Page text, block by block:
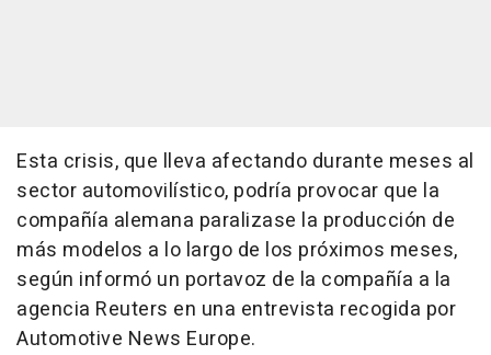
Esta crisis, que lleva afectando durante meses al
sector automovilístico, podría provocar que la
compañía alemana paralizase la producción de
más modelos a lo largo de los próximos meses,
según informó un portavoz de la compañía a la
agencia Reuters en una entrevista recogida por
Automotive News Europe.